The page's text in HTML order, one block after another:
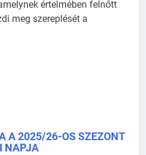
értelmében felnőtt
meg szereplését a
A 2025/26-OS SZEZONT
NAPJA